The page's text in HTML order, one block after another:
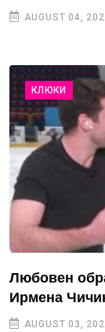
AUGUST 04,
КЛЮКИ
Любовен
Ирмена
AUGUST 03,